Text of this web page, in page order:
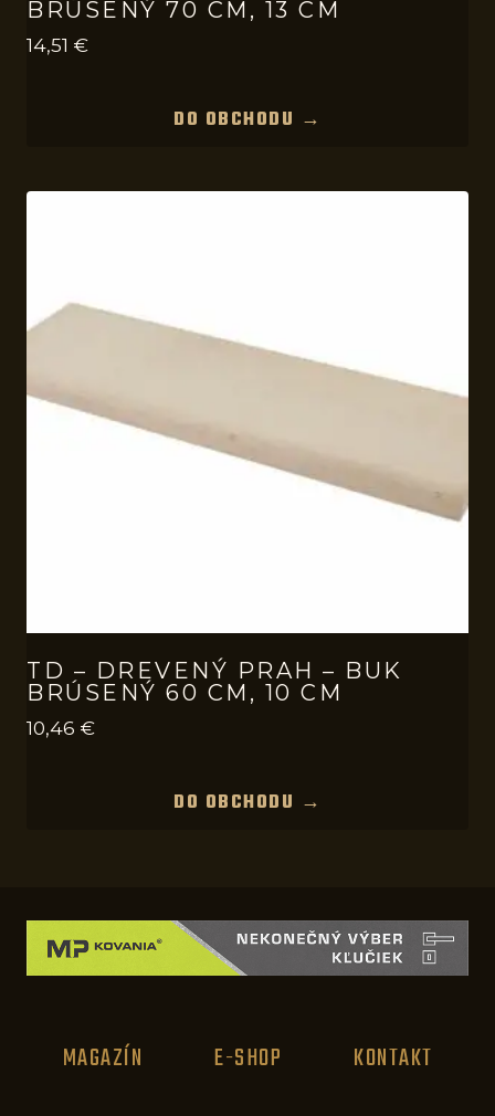
BRÚSENÝ 70 CM, 13 CM
14,51 €
DO OBCHODU →
TD – DREVENÝ PRAH – BUK
BRÚSENÝ 60 CM, 10 CM
10,46 €
DO OBCHODU →
MAGAZÍN E-SHOP KONTAKT